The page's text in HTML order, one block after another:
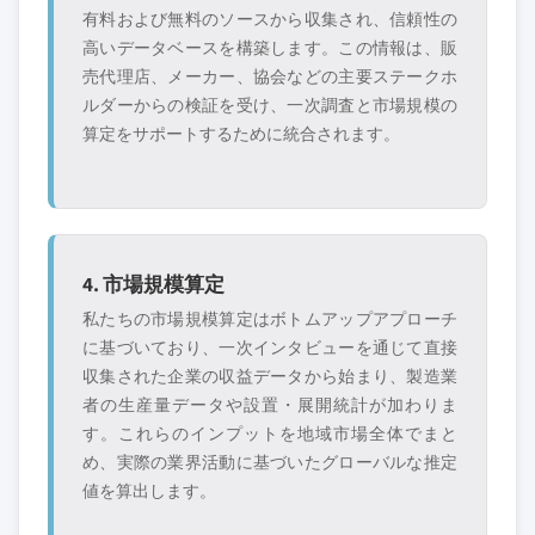
有料および無料のソースから収集され、信頼性の
高いデータベースを構築します。この情報は、販
売代理店、メーカー、協会などの主要ステークホ
ルダーからの検証を受け、一次調査と市場規模の
算定をサポートするために統合されます。
4. 市場規模算定
私たちの市場規模算定はボトムアップアプローチ
に基づいており、一次インタビューを通じて直接
収集された企業の収益データから始まり、製造業
者の生産量データや設置・展開統計が加わりま
す。これらのインプットを地域市場全体でまと
め、実際の業界活動に基づいたグローバルな推定
値を算出します。